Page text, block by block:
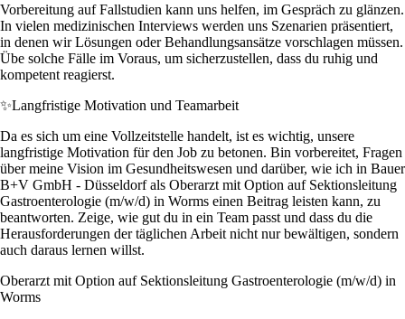
Vorbereitung auf Fallstudien kann uns helfen, im Gespräch zu glänzen.
In vielen medizinischen Interviews werden uns Szenarien präsentiert,
in denen wir Lösungen oder Behandlungsansätze vorschlagen müssen.
Übe solche Fälle im Voraus, um sicherzustellen, dass du ruhig und
kompetent reagierst.
✨Langfristige Motivation und Teamarbeit
Da es sich um eine Vollzeitstelle handelt, ist es wichtig, unsere
langfristige Motivation für den Job zu betonen. Bin vorbereitet, Fragen
über meine Vision im Gesundheitswesen und darüber, wie ich in Bauer
B+V GmbH - Düsseldorf als Oberarzt mit Option auf Sektionsleitung
Gastroenterologie (m/w/d) in Worms einen Beitrag leisten kann, zu
beantworten. Zeige, wie gut du in ein Team passt und dass du die
Herausforderungen der täglichen Arbeit nicht nur bewältigen, sondern
auch daraus lernen willst.
Oberarzt mit Option auf Sektionsleitung Gastroenterologie (m/w/d) in
Worms